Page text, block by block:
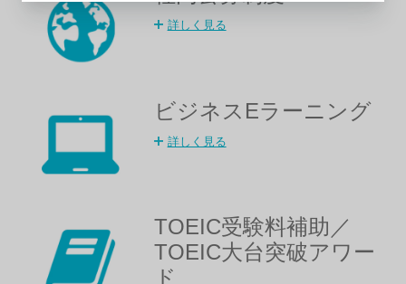
詳しく見る
ビジネスEラーニング
詳しく見る
TOEIC受験料補助／
TOEIC大台突破アワー
ド